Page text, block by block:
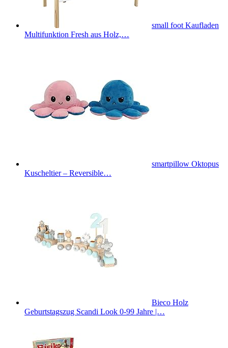
small foot Kaufladen
Multifunktion Fresh aus Holz,…
smartpillow Oktopus
Kuscheltier – Reversible…
Bieco Holz
Geburtstagszug Scandi Look 0-99 Jahre |…